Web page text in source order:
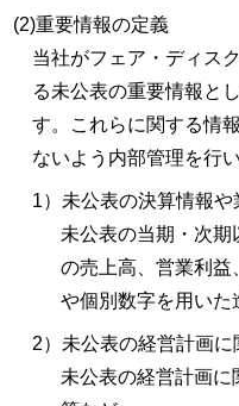
(2)重要情報の定義
当社がフェア・ディス
る未公表の重要情報と
す。これらに関する情
ないよう内部管理を行い
1）未公表の決算情報
未公表の当期・次期
の売上⾼、営業利益
や個別数字を⽤いた
2）未公表の経営計画に
未公表の経営計画